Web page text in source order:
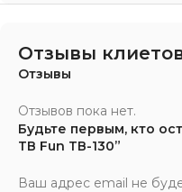
Отзывы
Отзывы
Отзывов пока нет.
Будьте первым, кто
ТВ Fun ТВ-130”
Ваш адрес email не